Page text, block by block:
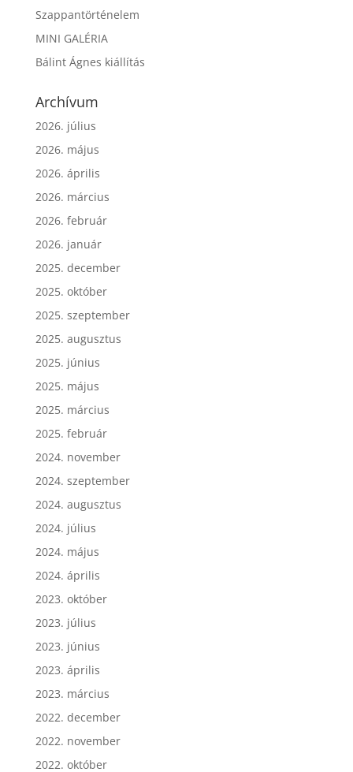
Szappantörténelem
MINI GALÉRIA
Bálint Ágnes kiállítás
Archívum
2026. július
2026. május
2026. április
2026. március
2026. február
2026. január
2025. december
2025. október
2025. szeptember
2025. augusztus
2025. június
2025. május
2025. március
2025. február
2024. november
2024. szeptember
2024. augusztus
2024. július
2024. május
2024. április
2023. október
2023. július
2023. június
2023. április
2023. március
2022. december
2022. november
2022. október